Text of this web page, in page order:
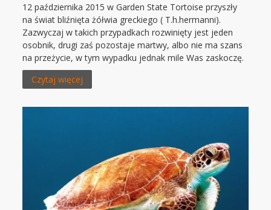
12 października 2015 w Garden State Tortoise przyszły
na świat bliźnięta żółwia greckiego ( T.h.hermanni).
Zazwyczaj w takich przypadkach rozwinięty jest jeden
osobnik, drugi zaś pozostaje martwy, albo nie ma szans
na przeżycie, w tym wypadku jednak mile Was zaskoczę.
Czytaj więcej